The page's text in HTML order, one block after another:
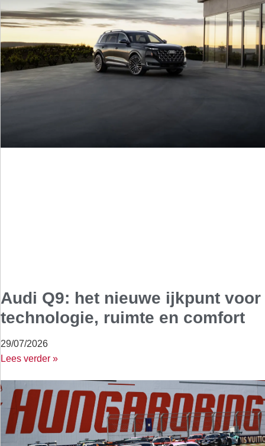
Audi Q9: het nieuwe ijkpunt voor
technologie, ruimte en comfort
29/07/2026
Lees verder »